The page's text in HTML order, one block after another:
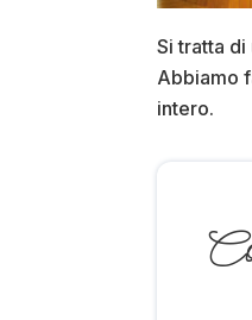
Si tratta di
Abbiamo
intero.